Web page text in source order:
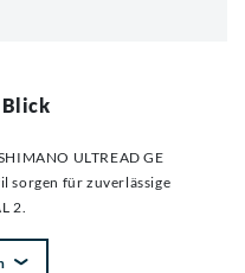
Blick
ULTREAD GE
sorgen für zuverlässige
2.